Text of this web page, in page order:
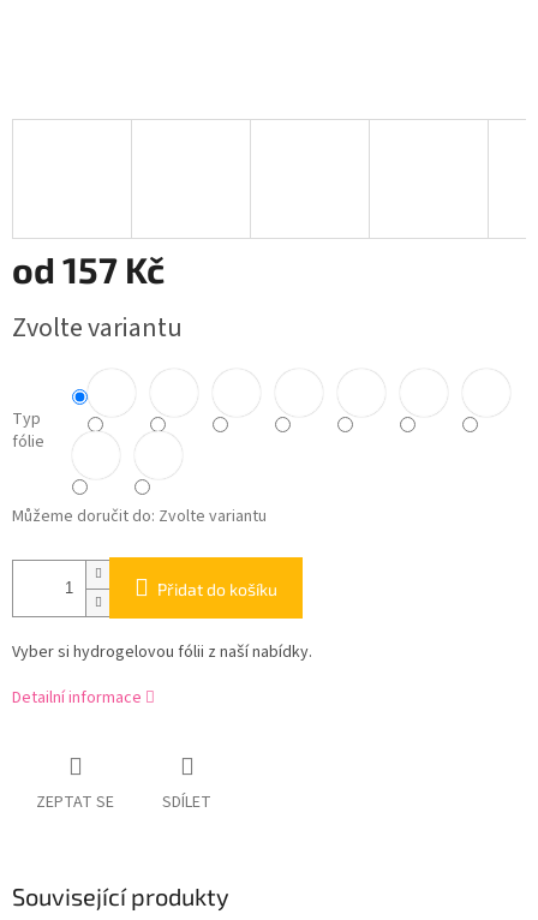
od 157 Kč
cena:
Zvolte variantu
Typ
fólie
Můžeme doručit do: Zvolte variantu
Přidat do košíku
Vyber si hydrogelovou fólii z naší nabídky.
Detailní informace
ZEPTAT SE SDÍLET
Související produkty